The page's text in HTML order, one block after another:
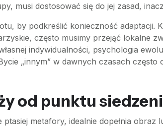
musi dostosować się do jej zasad,
by podkreślić konieczność adaptacji.
często musimy przejąć lokalne
indywidualności, psychologia
„innym” w dawnych czasach
od punktu
metafory, idealnie dopełnia